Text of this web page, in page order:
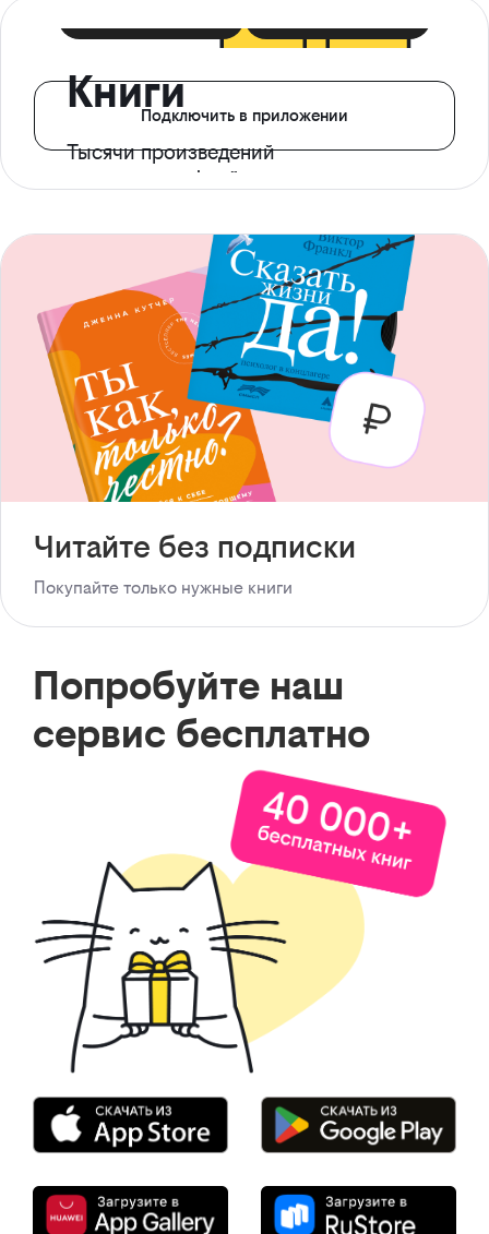
Книги
Тысячи произведений
с доступом офлайн
Подключить в приложении
Читайте без подписки
Покупайте только нужные книги
Попробуйте наш
сервис бесплатно